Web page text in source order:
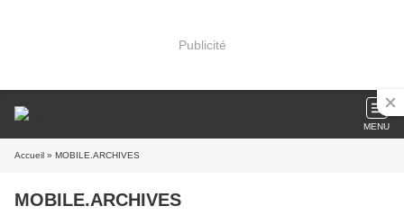
Publicité
MENU
Accueil » MOBILE.ARCHIVES
MOBILE.ARCHIVES